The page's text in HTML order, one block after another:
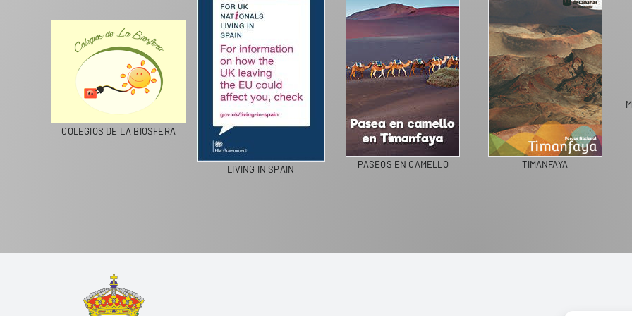
COLEGIOS DE LA BIOSFERA
LIVING IN SPAIN PASEOS EN CAMELLO TIMANFAYA